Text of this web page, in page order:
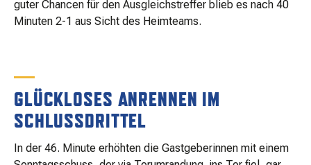
guter Chancen für den Ausgleichstreffer blieb es nach 40
Minuten 2-1 aus Sicht des Heimteams.
GLÜCKLOSES ANRENNEN IM
SCHLUSSDRITTEL
In der 46. Minute erhöhten die Gastgeberinnen mit einem